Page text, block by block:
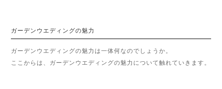
ガーデンウエディングの魅力
ガーデンウエディングの魅力は一体何なのでしょうか。
ここからは、ガーデンウエディングの魅力について触れていきます。